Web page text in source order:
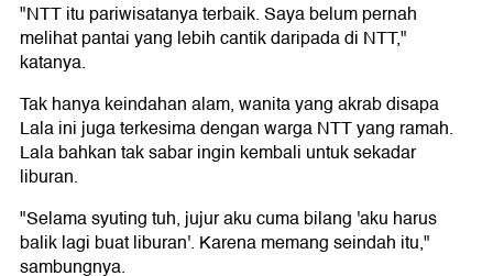
"NTT itu pariwisatanya terbaik. Saya belum pernah
melihat pantai yang lebih cantik daripada di NTT,"
katanya.
Tak hanya keindahan alam, wanita yang akrab disapa
Lala ini juga terkesima dengan warga NTT yang ramah.
Lala bahkan tak sabar ingin kembali untuk sekadar
liburan.
"Selama syuting tuh, jujur aku cuma bilang 'aku harus
balik lagi buat liburan'. Karena memang seindah itu,"
sambungnya.